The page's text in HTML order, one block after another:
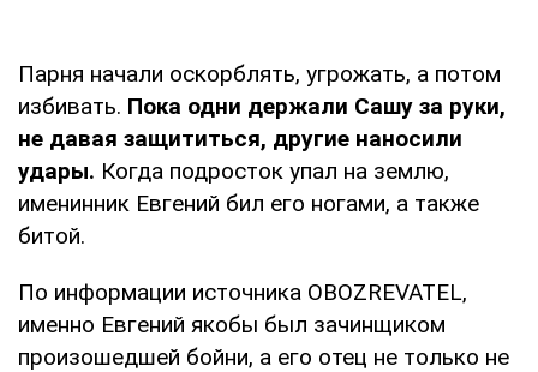
Парня начали оскорблять, угрожать, а потом
избивать. Пока одни держали Сашу за руки,
не давая защититься, другие наносили
удары. Когда подросток упал на землю,
именинник Евгений бил его ногами, а также
битой.
По информации источника OBOZREVATEL,
именно Евгений якобы был зачинщиком
произошедшей бойни, а его отец не только не